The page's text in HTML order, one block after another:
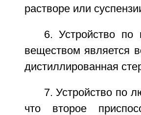
растворе или
6. Устройство по
веществом является
дистиллированная
7. Устройство по
что второе